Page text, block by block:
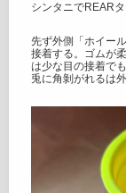
シンタニでREAR
先ず外側「ホイー
接着する。ゴムが
は少な目の接着で
兎に角剝がれるは